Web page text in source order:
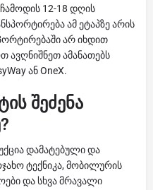
12-18 დღის
ამ ეტაპზე არის
არ იხდით
ამანათებს
ან OneX.
შეძენა
დამატებული და
ტექნიკა, მობილურის
და სხვა მრავალი